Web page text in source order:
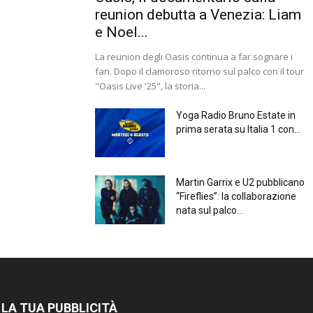
reunion debutta a Venezia: Liam
e Noel...
La reunion degli Oasis continua a far sognare i
fan. Dopo il clamoroso ritorno sul palco con il tour
"Oasis Live '25", la storia...
Yoga Radio Bruno Estate in
prima serata su Italia 1 con...
Martin Garrix e U2 pubblicano
“Fireflies”: la collaborazione
nata sul palco...
LA TUA PUBBLICITÀ